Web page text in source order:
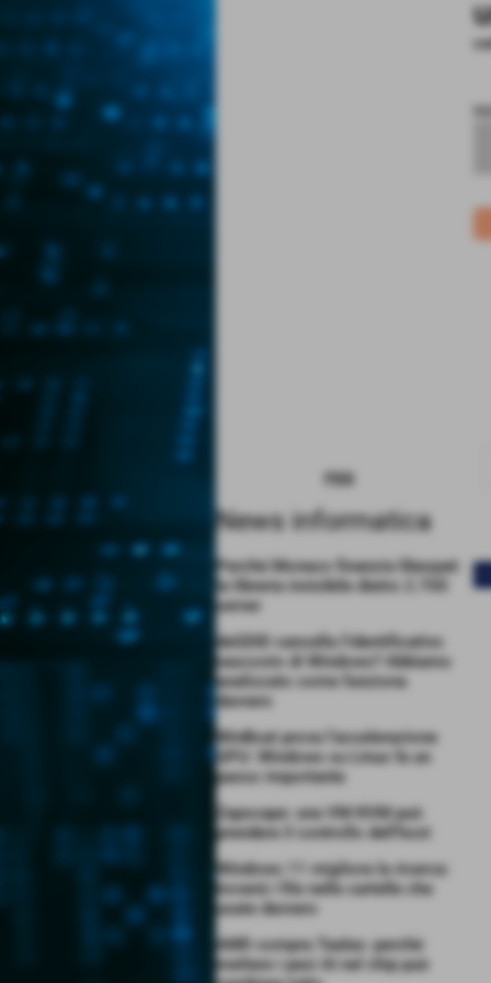
rss
News informatica
Perché Monaco finanzia libexpat:
la libreria invisibile dietro 2.700
server
deGDID cancella l’identificativo
nascosto di Windows? Abbiamo
analizzato come funziona
davvero
WinBoat prova l’accelerazione
GPU: Windows su Linux fa un
passo importante
Zapscape: una VM KVM può
prendere il controllo dell’host
Windows 11 migliora la ricerca:
troverà i file nelle cartelle che
usate davvero
AMD compra Taalas: perché
mettere i pesi AI nel chip può